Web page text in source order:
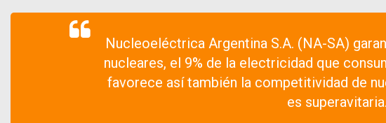
Nucleoeléctrica Argentina S.A. (NA-SA)
nucleares, el 9% de la electricidad que
favorece así también la competitividad de
es superavitaria.